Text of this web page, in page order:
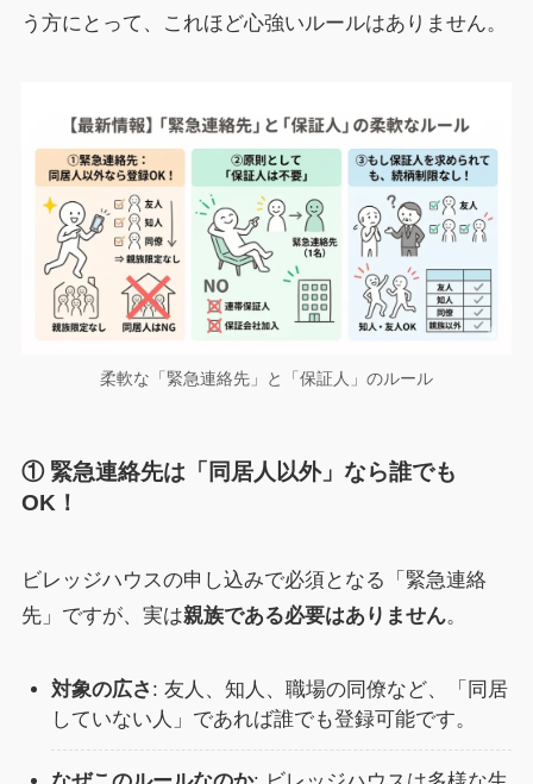
う方にとって、これほど心強いルールはありません。
柔軟な「緊急連絡先」と「保証人」のルール
① 緊急連絡先は「同居人以外」なら誰でも
OK！
ビレッジハウスの申し込みで必須となる「緊急連絡
先」ですが、実は親族である必要はありません。
対象の広さ : 友人、知人、職場の同僚など、「同居
していない人」であれば誰でも登録可能です。